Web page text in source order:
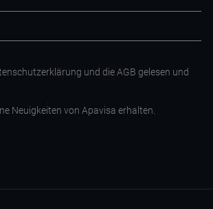
und die AGB gelesen und
Neuigkeiten von Apavisa erhalten.